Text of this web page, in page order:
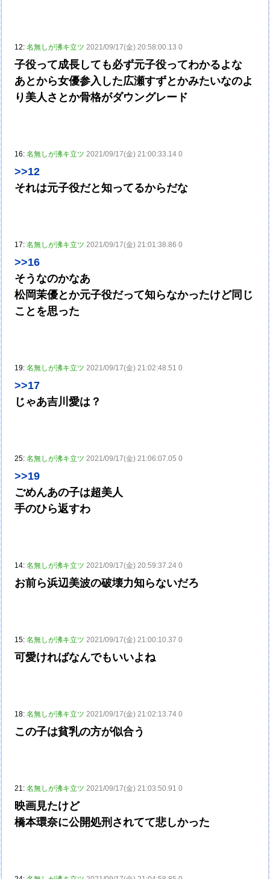
12:名無しが沸キ立ツ 2021/09/17(金) 20:58:00.13 0
子役って成長しても必ず元子役ってわかるよな
あとから女優参入した広瀬すずとかみたいなのよ
り美人さとか骨格がダウングレード
16:名無しが沸キ立ツ 2021/09/17(金) 21:00:33.14 0
>>12
それは元子役だと知ってるからだな
17:名無しが沸キ立ツ 2021/09/17(金) 21:01:38.86 0
>>16
そうなのかなあ
松岡茉優とか元子役だって知らなかったけど同じ
ことを思った
19:名無しが沸キ立ツ 2021/09/17(金) 21:02:48.51 0
>>17
じゃあ吉川愛は？
25:名無しが沸キ立ツ 2021/09/17(金) 21:06:07.05 0
>>19
ごめんあの子は超美人
手のひら返すわ
14:名無しが沸キ立ツ 2021/09/17(金) 20:59:37.24 0
お前ら浜辺美波の破壊力知らないだろ
15:名無しが沸キ立ツ 2021/09/17(金) 21:00:10.37 0
可愛ければなんでもいいよね
18:名無しが沸キ立ツ 2021/09/17(金) 21:02:13.74 0
この子は貧乳の方が似合う
21:名無しが沸キ立ツ 2021/09/17(金) 21:03:50.91 0
映画見たけど
橋本環奈に公開処刑されてて悲しかった